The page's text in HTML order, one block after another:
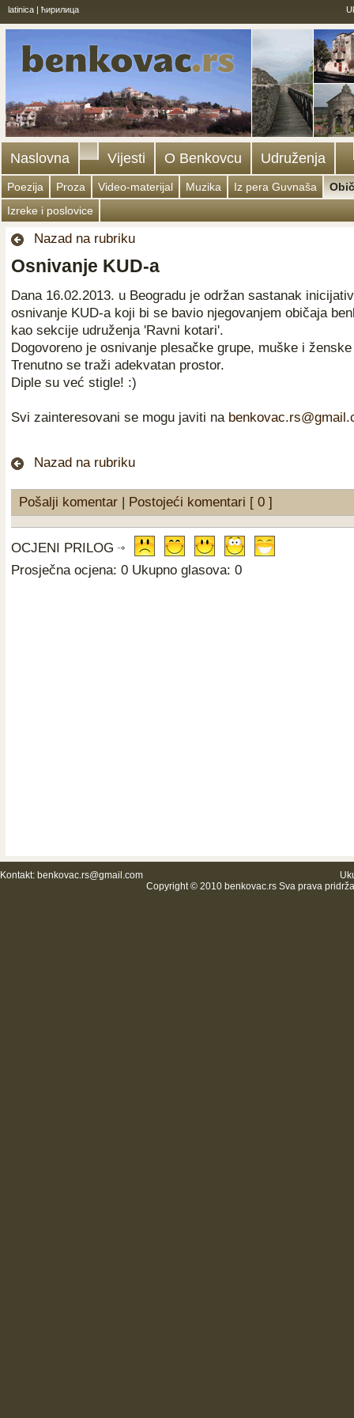
latinica | ћирилица
Naslovna Vijesti O Benkovcu Udruženja
Poezija Proza Video-materijal Muzika Iz pera Guvnaša
Izreke i poslovice
Nazad na rubriku
Osnivanje KUD-a
Dana 16.02.2013. u Beogradu je održan sastanak
osnivanje KUD-a koji bi se bavio njegovanjem običaja
kao sekcije udruženja 'Ravni kotari'.
Dogovoreno je osnivanje plesačke grupe, muške i
Trenutno se traži adekvatan prostor.
Diple su već stigle! :)
Svi zainteresovani se mogu javiti na
Nazad na rubriku
Pošalji komentar | Postojeći komentari [ 0 ]
OCJENI PRILOG
Prosječna ocjena: 0 Ukupno glasova: 0
Kontakt: benkovac.rs@gmail.com
Copyright © 2010 benkovac.rs Sva prava